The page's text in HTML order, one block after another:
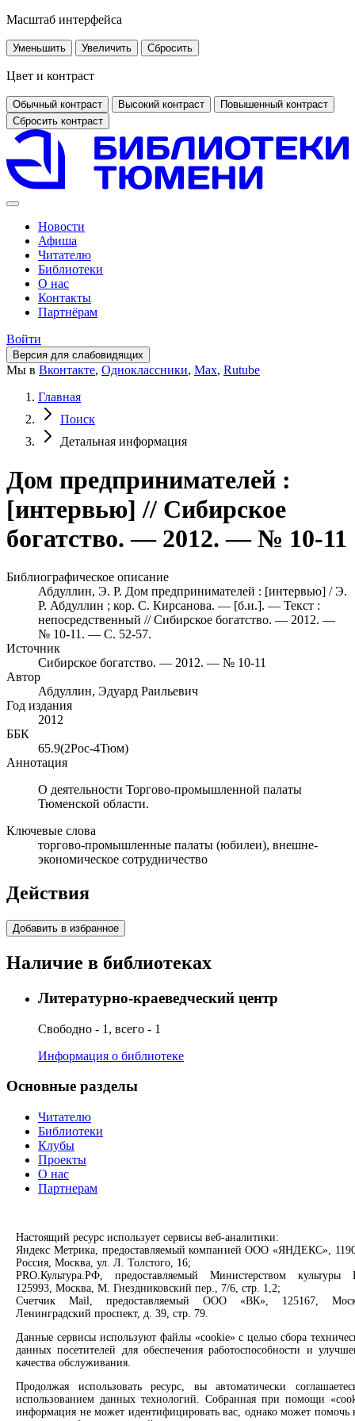
Масштаб интерфейса
Уменьшить Увеличить Сбросить
Цвет и контраст
Обычный контраст Высокий контраст
Повышенный контраст
Сбросить контраст
Новости
Афиша
Читателю
Библиотеки
О нас
Контакты
Партнёрам
Войти
Версия для слабовидящих
Мы в Вконтакте, Одноклассники, Max, Rutube
Главная
Поиск
Детальная информация
Дом предпринимателей :
[интервью] // Сибирское
богатство. — 2012. — № 10-11
Библиографическое описание
Абдуллин, Э. Р. Дом предпринимателей : [интервью] / Э.
Р. Абдуллин ; кор. С. Кирсанова. — [б.и.]. — Текст :
непосредственный // Сибирское богатство. — 2012. —
№ 10-11. — С. 52-57.
Источник
Сибирское богатство. — 2012. — № 10-11
Автор
Абдуллин, Эдуард Раильевич
Год издания
2012
ББК
65.9(2Рос-4Тюм)
Аннотация
О деятельности Торгово-промышленной палаты
Тюменской области.
Ключевые слова
торгово-промышленные палаты (юбилеи), внешне-
экономическое сотрудничество
Действия
Добавить в избранное
Наличие в библиотеках
Литературно-краеведческий центр
Свободно - 1, всего - 1
Информация о библиотеке
Основные разделы
Читателю
Библиотеки
Клубы
Проекты
О нас
Партнерам
Продлить книгу
Спроси библиотекаря
Спроси краеведа
Оцените качество услуг
Направить обращение директору
Соцсети
Вконтакте
Одноклассники
Max
Rutube
Настоящий ресурс использует сервисы веб-аналитики:
Яндекс Метрика, предоставляемый компанией ООО «ЯНДЕКС»,
Россия, Москва, ул. Л. Толстого, 16;
PRO.Культура.РФ, предоставляемый Министерством культуры
125993, Москва, М. Гнездниковский пер., 7/6, стр. 1,2;
Счетчик Mail, предоставляемый ООО «ВК», 125167,
Ленинградский проспект, д. 39, стр. 79.
Данные сервисы используют файлы «cookie» с целью сбора
данных посетителей для обеспечения работоспособности и
качества обслуживания.
Продолжая использовать ресурс, вы автоматически
использованием данных технологий. Собранная при помощи
информация не может идентифицировать вас, однако может помочь